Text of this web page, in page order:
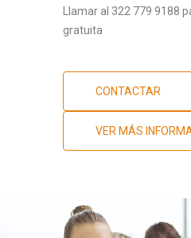
Llamar al 322 779 9188
gratuita
CONTACTAR
VER MÁS